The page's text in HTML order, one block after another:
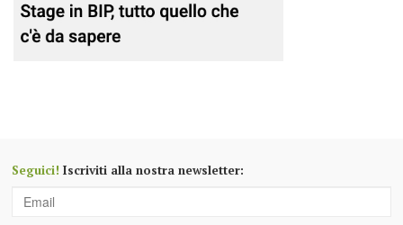
Seguici! Iscriviti alla nostra newsletter: